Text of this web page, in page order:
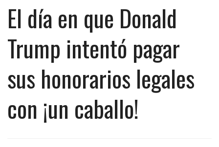
El día en que Donald
Trump intentó pagar
sus honorarios legales
con ¡un caballo!